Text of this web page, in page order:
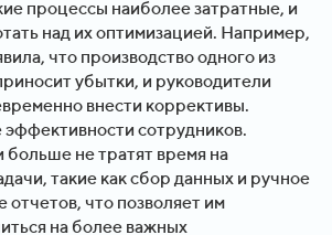
процессы наиболее затратные, и
над их оптимизацией. Например,
что производство одного из
убытки, и руководители
внести коррективы.
сотрудников.
больше не тратят время на
такие как сбор данных и ручное
отчетов, что позволяет им
на более важных